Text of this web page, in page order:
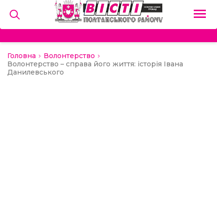
Головна
Волонтерство
Волонтерство – справа його життя: історія Івана
Данилевського